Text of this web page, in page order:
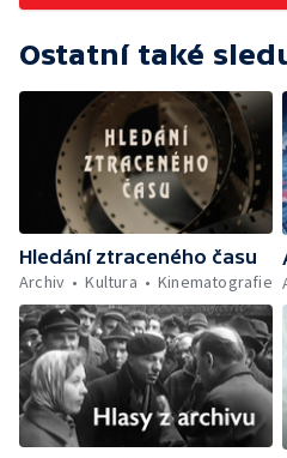
Ostatní také
Hledání ztraceného času
Archiv
Kultura Kinematografie